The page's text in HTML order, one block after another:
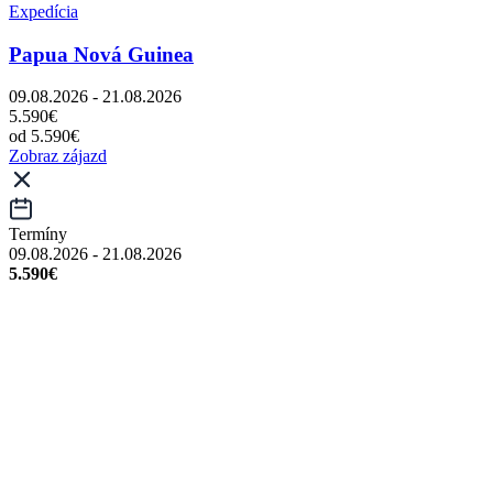
Expedícia
Papua Nová Guinea
09.08.2026 - 21.08.2026
5.590€
od 5.590€
Zobraz zájazd
Termíny
09.08.2026 - 21.08.2026
5.590€